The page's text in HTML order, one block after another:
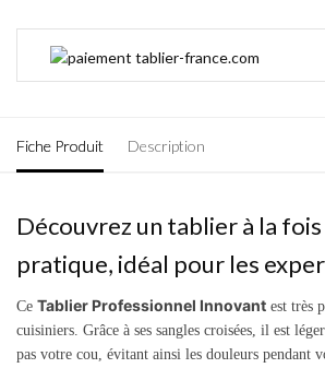
Fiche Produit Description
Découvrez un tablier à la
pratique, idéal pour les
Ce Tablier Professionnel Innovant est très
cuisiniers. Grâce à ses sangles croisées, il est
pas votre cou, évitant ainsi les douleurs pendant